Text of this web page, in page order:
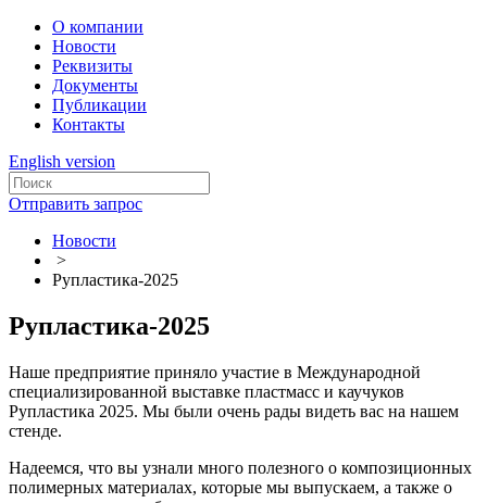
О компании
Новости
Реквизиты
Документы
Публикации
Контакты
English version
Отправить запрос
Новости
>
Рупластика-2025
Рупластика-2025
Наше предприятие приняло участие в Международной
специализированной выставке пластмасс и каучуков
Рупластика 2025. Мы были очень рады видеть вас на нашем
стенде.
Надеемся, что вы узнали много полезного о композиционных
полимерных материалах, которые мы выпускаем, а также о